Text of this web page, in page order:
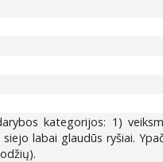
kategorijos: 1)
labai glaudūs ryšiai.